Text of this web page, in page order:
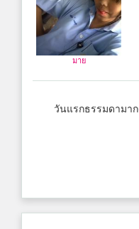
มาย
วันแรกธรรมดามาก